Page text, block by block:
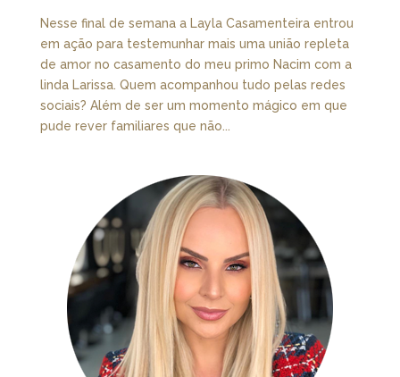
Nesse final de semana a Layla Casamenteira entrou
em ação para testemunhar mais uma união repleta
de amor no casamento do meu primo Nacim com a
linda Larissa. Quem acompanhou tudo pelas redes
sociais? Além de ser um momento mágico em que
pude rever familiares que não...